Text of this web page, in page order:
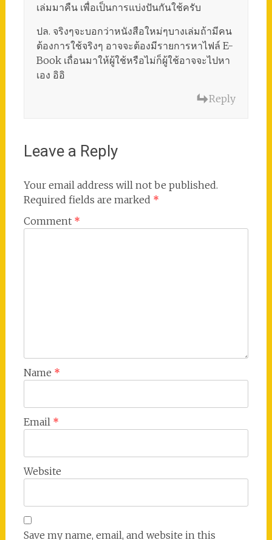
เล่มมาคืน เพื่อเป็นการแบ่งปันกันใช้ครับ
ปล. จริงๆจะบอกว่าหนังสือใหม่ๆบางเล่มถ้ามีคน
ต้องการใช้จริงๆ อาจจะต้องมีรายการหาไฟล์ E-
Book เถื่อนมาให้ผู้ใช้หรือไม่ก็ผู้ใช้อาจจะไปหา
เอง อิอิ
Reply
Leave a Reply
Your email address will not be published.
Required fields are marked *
Comment *
Name *
Email *
Website
Save my name, email, and website in this